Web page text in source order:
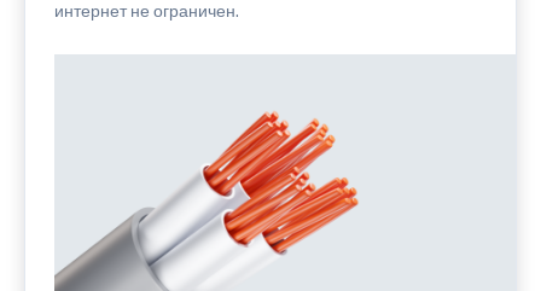
интернет не ограничен.